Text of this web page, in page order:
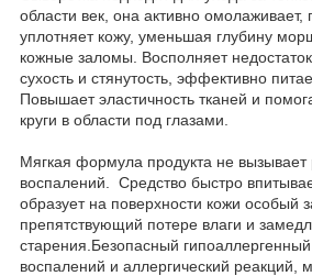
области век, она активно омолаживает,
уплотняет кожу, уменьшая глубину
кожные заломы. Восполняет
сухость и стянутость, эффективно
Повышает эластичность тканей и
круги в области под глазами.
Мягкая формула продукта не вызывает
воспалений. Средство быстро
образует на поверхности кожи особый
препятствующий потере влаги и
старения.Безопасный
воспалений и аллергический реакций,